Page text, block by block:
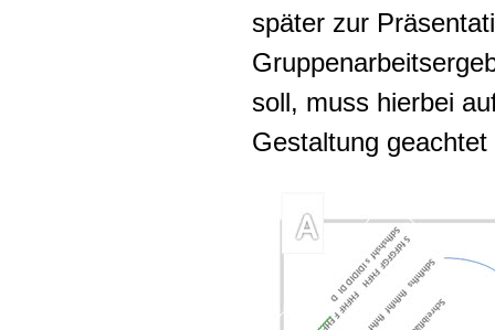
später zur
soll, muss hierbei
Gestaltung geachtet